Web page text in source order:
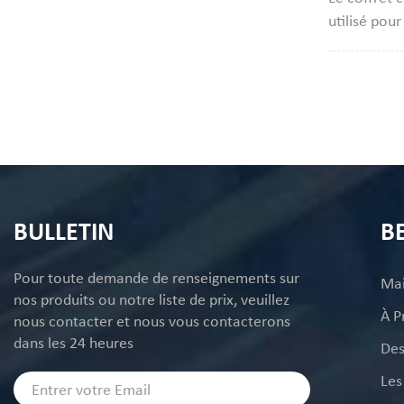
par
utilisé
la quantité
BULLETIN
Pour toute demande de renseignements sur
nos produits ou notre liste de prix, veuillez
nous contacter et nous vous contacterons
dans les 24 heures
À